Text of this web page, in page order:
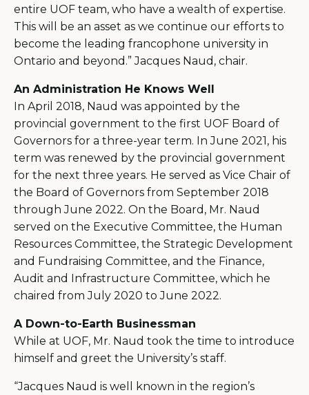
entire UOF team, who have a wealth of expertise.
This will be an asset as we continue our efforts to
become the leading francophone university in
Ontario and beyond.” Jacques Naud, chair.
An Administration He Knows Well
In April 2018, Naud was appointed by the
provincial government to the first UOF Board of
Governors for a three-year term. In June 2021, his
term was renewed by the provincial government
for the next three years. He served as Vice Chair of
the Board of Governors from September 2018
through June 2022. On the Board, Mr. Naud
served on the Executive Committee, the Human
Resources Committee, the Strategic Development
and Fundraising Committee, and the Finance,
Audit and Infrastructure Committee, which he
chaired from July 2020 to June 2022.
A Down-to-Earth Businessman
While at UOF, Mr. Naud took the time to introduce
himself and greet the University’s staff.
“Jacques Naud is well known in the region’s